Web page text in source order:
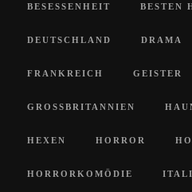
BESESSENHEIT BESTEN
DEUTSCHLAND DRAMA
FRANKREICH GEISTER
GROSSBRITANNIEN
HEXEN HORROR
HORRORKOMÖDIE